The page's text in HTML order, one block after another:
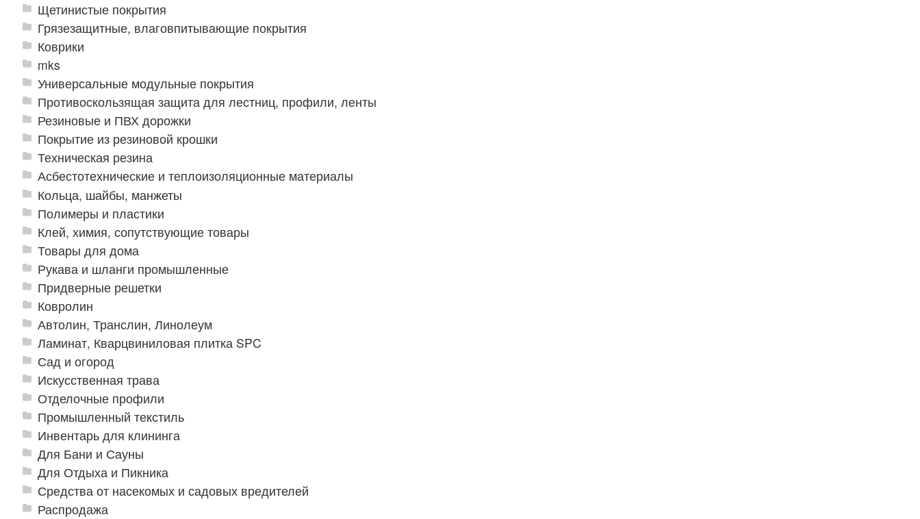
Щетинистые покрытия
Грязезащитные, влаговпитывающие покрытия
Коврики
mks
Универсальные модульные покрытия
Противоскользящая защита для лестниц, профили, ленты
Резиновые и ПВХ дорожки
Покрытие из резиновой крошки
Техническая резина
Асбестотехнические и теплоизоляционные материалы
Кольца, шайбы, манжеты
Полимеры и пластики
Клей, химия, сопутствующие товары
Товары для дома
Рукава и шланги промышленные
Придверные решетки
Ковролин
Автолин, Транслин, Линолеум
Ламинат, Кварцвиниловая плитка SPC
Сад и огород
Искусственная трава
Отделочные профили
Промышленный текстиль
Инвентарь для клининга
Для Бани и Сауны
Для Отдыха и Пикника
Средства от насекомых и садовых вредителей
Распродажа